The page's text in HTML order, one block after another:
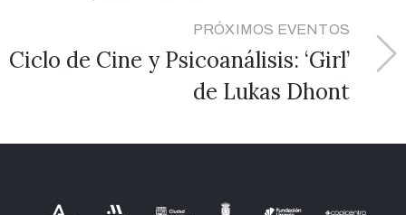
PRÓXIMOS EVENTOS
Ciclo de Cine y Psicoanálisis: ‘Girl’
de Lukas Dhont